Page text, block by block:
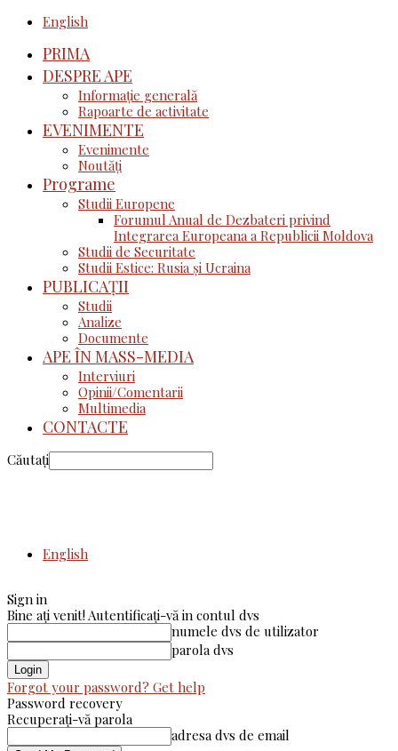
English
PRIMA
DESPRE APE
Informație generală
Rapoarte de activitate
EVENIMENTE
Evenimente
Noutăţi
Programe
Studii Europene
Forumul Anual de Dezbateri privind
Integrarea Europeana a Republicii Moldova
Studii de Securitate
Studii Estice: Rusia și Ucraina
PUBLICAȚII
Studii
Analize
Documente
APE ÎN MASS-MEDIA
Interviuri
Opinii/Comentarii
Multimedia
CONTACTE
Căutați
English
Sign in
Bine ați venit! Autentificați-vă in contul dvs
numele dvs de utilizator
parola dvs
Forgot your password? Get help
Password recovery
Recuperați-vă parola
adresa dvs de email